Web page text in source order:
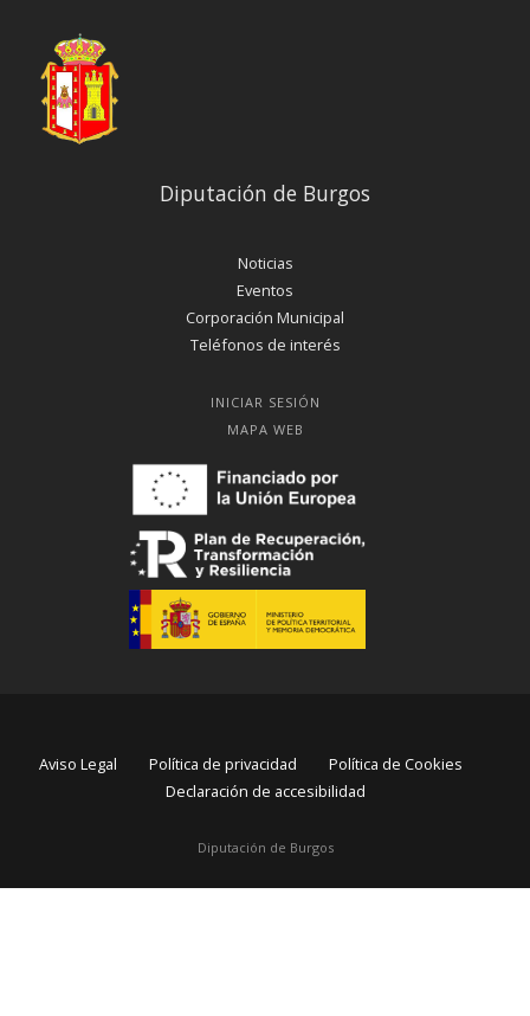
Diputación de Burgos
Noticias
Eventos
Corporación Municipal
Teléfonos de interés
INICIAR SESIÓN
MAPA WEB
Diputación de Burgos
Aviso Legal Política de privacidad
Política de Cookies
Declaración de accesibilidad